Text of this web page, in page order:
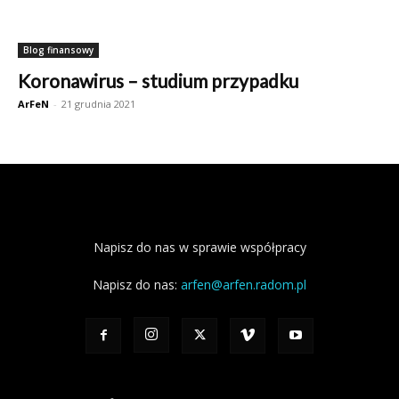
Blog finansowy
Koronawirus – studium przypadku
ArFeN - 21 grudnia 2021
Napisz do nas w sprawie współpracy
Napisz do nas: arfen@arfen.radom.pl